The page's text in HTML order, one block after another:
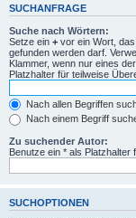
SUCHANFRAGE
Suche nach Wörtern:
Setze ein + vor ein Wort,
gefunden werden darf.
Klammer, wenn nur eines
Platzhalter für teilweise
Nach allen Begriffen
Nach einem Begriff
Zu suchender Autor:
Benutze ein * als Platzhalter
SUCHOPTIONEN